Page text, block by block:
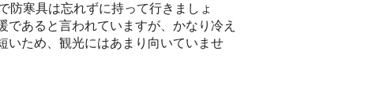
防寒具は忘れずに持って行きましょ
であると言われていますが、かなり冷え
いため、観光にはあまり向いていませ